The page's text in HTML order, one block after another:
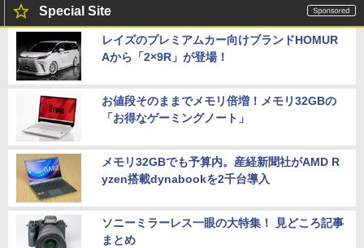
Special Site
レイズのプレミアムカー向けブランドHOMUR
Aから「2×9R」が登場！
お値段そのままでメモリ倍増！メモリ32GBの
「お得なゲーミングノート」
メモリ32GBでも予算内。産経新聞社がAMD R
yzen搭載dynabookを2千台導入
ソニーミラーレス一眼の大特集！ 見どころ記事
まとめ